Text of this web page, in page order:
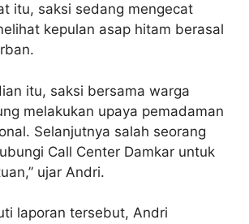
itu, saksi sedang mengecat
kepulan asap hitam berasal
itu, saksi bersama warga
melakukan upaya pemadaman
Selanjutnya salah seorang
Call Center Damkar untuk
ujar Andri.
laporan tersebut, Andri